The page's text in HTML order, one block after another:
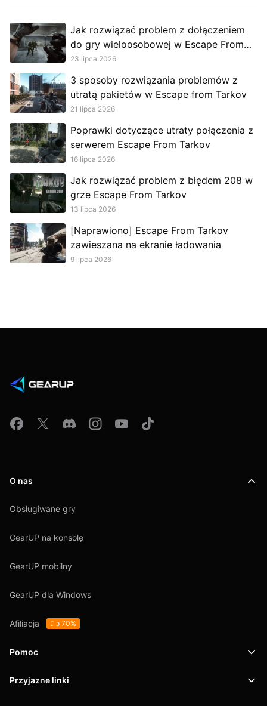
Jak rozwiązać problem z dołączeniem
do gry wieloosobowej w Escape From
Tarkov?
23 lipca 2026
3 sposoby rozwiązania problemów z
utratą pakietów w Escape from Tarkov
21 lipca 2026
Poprawki dotyczące utraty połączenia z
serwerem Escape From Tarkov
16 lipca 2026
Jak rozwiązać problem z błędem 208 w
grze Escape From Tarkov
13 lipca 2026
[Naprawiono] Escape From Tarkov
zawieszana na ekranie ładowania
9 lipca 2026
O nas
Obsługiwane gry
GearUP na konsolę
GearUP mobilny
GearUP dla Windows
Afiliacja Do 70%
Pomoc
Wsparcie
Przyjazne linki